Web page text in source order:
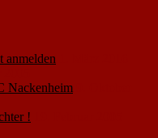
anmelden
Nackenheim
!